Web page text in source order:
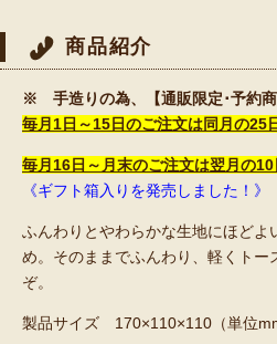
商品紹介
※ 手造りの為、【通販限定･予約
毎月1日～15日のご注文は同月の25
毎月16日～月末のご注文は翌月の10
《ギフト箱入りを発売しました！》
ふんわりとやわらかな生地にほど
め。そのままでふんわり、軽くト
ぞ。
製品サイズ 170×110×110（単位